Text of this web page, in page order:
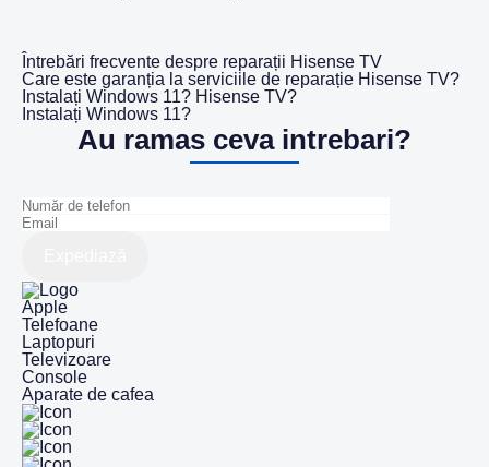
Întrebări frecvente despre reparații Hisense TV
Care este garanția la serviciile de reparație Hisense TV?
Instalați Windows 11? Hisense TV?
Instalați Windows 11?
Au ramas ceva intrebari?
Apple
Telefoane
Laptopuri
Televizoare
Console
Aparate de cafea